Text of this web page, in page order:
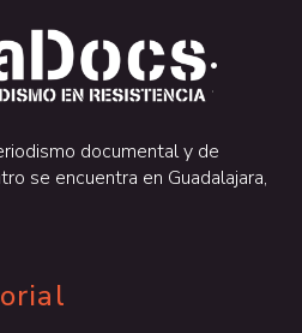
.
.
documental y de
se encuentra en Guadalajara,